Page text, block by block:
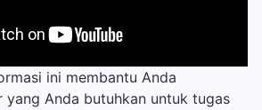
ini membantu Anda
yang Anda butuhkan untuk tugas